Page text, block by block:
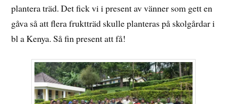
plantera träd. Det fick vi i present av vänner som gett en
gåva så att flera fruktträd skulle planteras på skolgårdar i
bl a Kenya. Så fin present att få!